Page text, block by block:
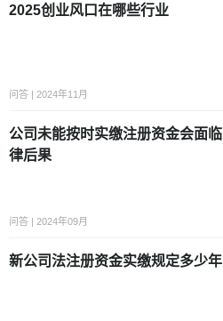
2025创业风口在哪些行业
问答 | 2024年11月
公司未能按时实缴注册资金会面临
哪些法律后果
问答 | 2024年09月
新公司法注册资金实缴规定多少年